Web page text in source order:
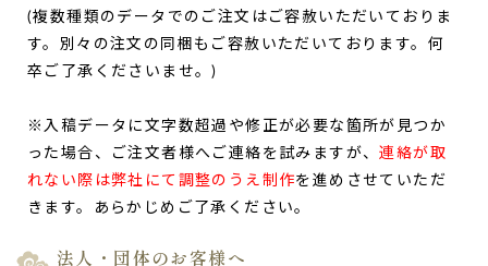
ました。
食べる前にどら焼きの刻印を皆、スマホで撮影する姿が見ら
れ、そのような姿が見られたことがとても嬉しかったです。
一つひとつのどら焼きが、我が事業所のお祝いを共に祝って
くれているようにも感じられる商品であったと思います。
ありがとうございました。（ホーム長様）
ご購入頂いた商品：創立・設立・周年記念 オリジナルどら焼
(複数種類のデータでのご注文はご容赦いただいておりま
す。別々の注文の同梱もご容赦いただいております。何
卒ご了承くださいませ。)
※入稿データに文字数超過や修正が必要な箇所が見つか
った場合、ご注文者様へご連絡を試みますが、連絡が取
れない際は弊社にて調整のうえ制作を進めさせていただ
きます。あらかじめご了承ください。
法人・団体のお客様へ